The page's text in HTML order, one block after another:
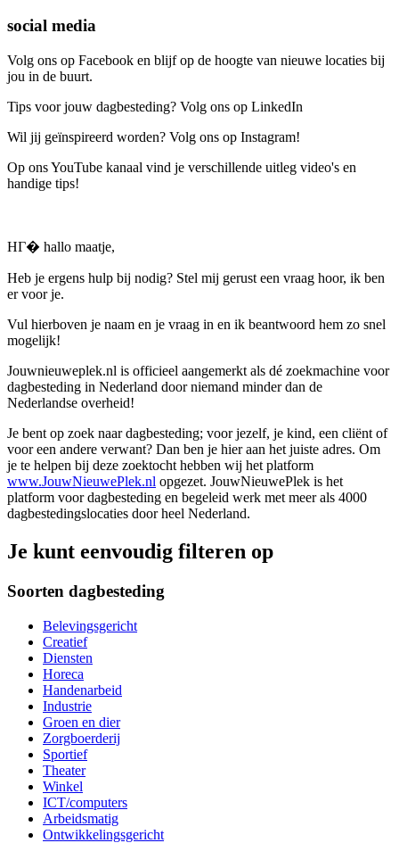
social media
Volg ons op Facebook en blijf op de hoogte van nieuwe locaties bij
jou in de buurt.
Tips voor jouw dagbesteding? Volg ons op LinkedIn
Wil jij geïnspireerd worden? Volg ons op Instagram!
Op ons YouTube kanaal vind je verschillende uitleg video's en
handige tips!
HГ� hallo maatje,
Heb je ergens hulp bij nodig? Stel mij gerust een vraag hoor, ik ben
er voor je.
Vul hierboven je naam en je vraag in en ik beantwoord hem zo snel
mogelijk!
Jouwnieuweplek.nl is officieel aangemerkt als dé zoekmachine voor
dagbesteding in Nederland door niemand minder dan de
Nederlandse overheid!
Je bent op zoek naar dagbesteding; voor jezelf, je kind, een cliënt of
voor een andere verwant? Dan ben je hier aan het juiste adres. Om
je te helpen bij deze zoektocht hebben wij het platform
www.JouwNieuwePlek.nl opgezet. JouwNieuwePlek is het
platform voor dagbesteding en begeleid werk met meer als 4000
dagbestedingslocaties door heel Nederland.
Je kunt eenvoudig filteren op
Soorten dagbesteding
Belevingsgericht
Creatief
Diensten
Horeca
Handenarbeid
Industrie
Groen en dier
Zorgboerderij
Sportief
Theater
Winkel
ICT/computers
Arbeidsmatig
Ontwikkelingsgericht